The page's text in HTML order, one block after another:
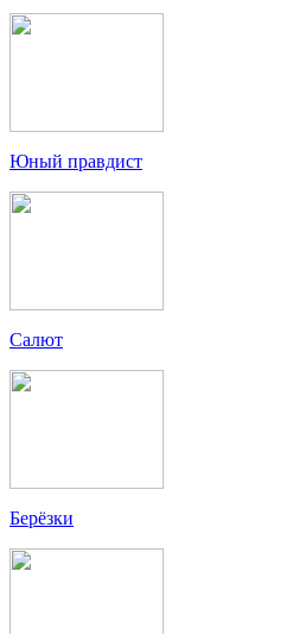
Юный правдист
Салют
Берёзки